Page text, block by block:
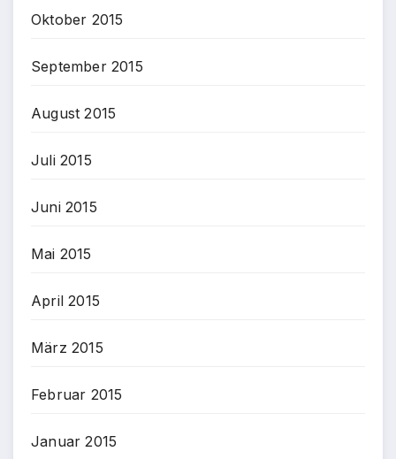
Oktober 2015
September 2015
August 2015
Juli 2015
Juni 2015
Mai 2015
April 2015
März 2015
Februar 2015
Januar 2015